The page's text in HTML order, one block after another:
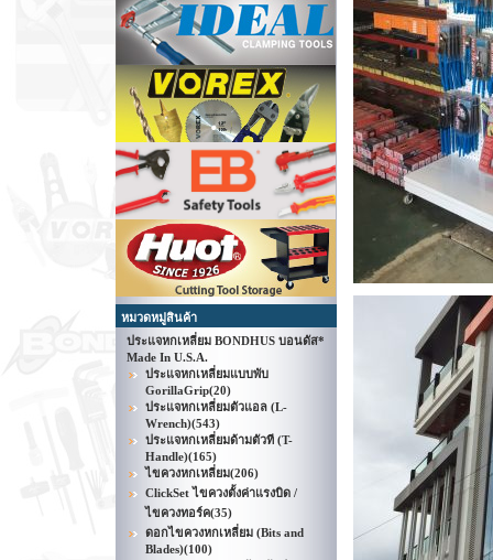
หมวดหมู่สินค้า
ประแจหกเหลี่ยม BONDHUS บอนดัส*
Made In U.S.A.
ประแจหกเหลี่ยมแบบพับ
GorillaGrip(20)
ประแจหกเหลี่ยมตัวแอล (L-
Wrench)(543)
ประแจหกเหลี่ยมด้ามตัวที (T-
Handle)(165)
ไขควงหกเหลี่ยม(206)
ClickSet ไขควงตั้งค่าแรงบิด /
ไขควงทอร์ค(35)
ดอกไขควงหกเหลี่ยม (Bits and
Blades)(100)